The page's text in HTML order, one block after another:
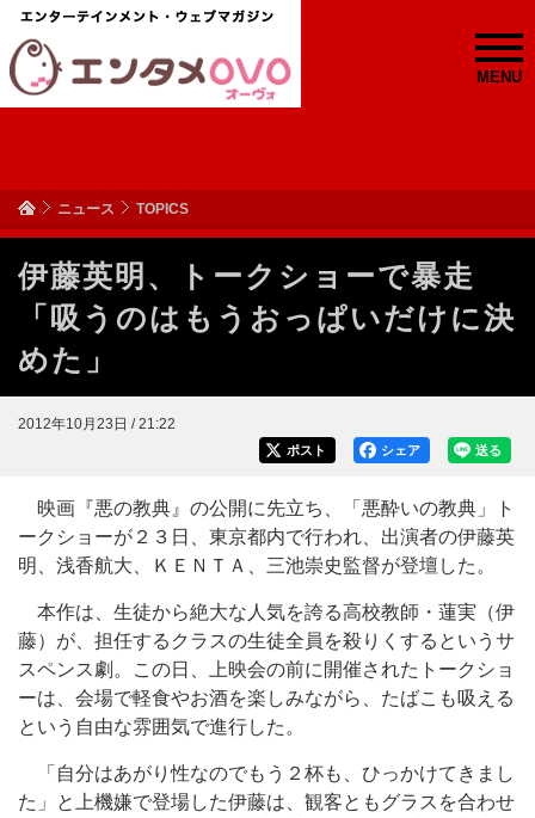
MENU
ニュース TOPICS
伊藤英明、トークショーで暴走
「吸うのはもうおっぱいだけに決
めた」
2012年10月23日 / 21:22
送る
シェア
ポスト
映画『悪の教典』の公開に先立ち、「悪酔いの教典」ト
ークショーが２３日、東京都内で行われ、出演者の伊藤英
明、浅香航大、ＫＥＮＴＡ、三池崇史監督が登壇した。
本作は、生徒から絶大な人気を誇る高校教師・蓮実（伊
藤）が、担任するクラスの生徒全員を殺りくするというサ
スペンス劇。この日、上映会の前に開催されたトークショ
ーは、会場で軽食やお酒を楽しみながら、たばこも吸える
という自由な雰囲気で進行した。
「自分はあがり性なのでもう２杯も、ひっかけてきまし
た」と上機嫌で登場した伊藤は、観客ともグラスを合わせ